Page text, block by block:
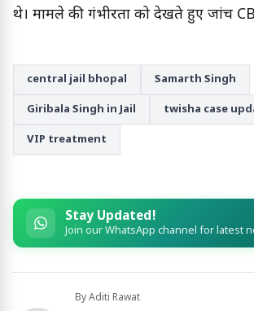
थे। मामले की गंभीरता को देखते हुए जांच
central jail bhopal Samarth Singh
Giribala Singh in Jail twisha case
VIP treatment
Stay Updated!
Join our WhatsApp channel for latest
ByAditi Rawat